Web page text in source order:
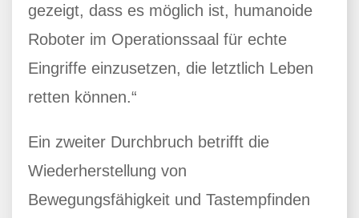
gezeigt, dass es möglich ist, humanoide
Roboter im Operationssaal für echte
Eingriffe einzusetzen, die letztlich Leben
retten können.“
Ein zweiter Durchbruch betrifft die
Wiederherstellung von
Bewegungsfähigkeit und Tastempfinden